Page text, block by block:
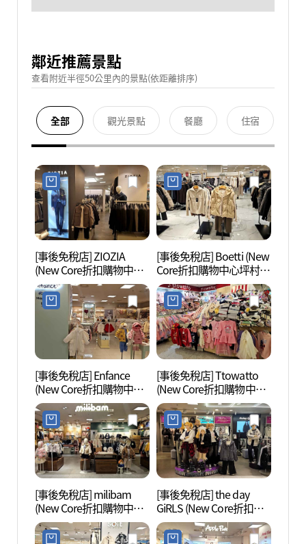
鄰近推薦景點
查看附近半徑50公里內的景點(依距離排序)
全部 觀光景點 餐廳 住宿
[事後免稅店] ZIOZIA
(New Core折扣購物中心
坪村店)(지오지아 뉴코아
아울렛 평촌점)
[事後免稅店] Boetti (New
Core折扣購物中心坪村
店)(보에띠 뉴코아아울렛
평촌점)
[事後免稅店] Enfance
(New Core折扣購物中心
坪村店)(앙팡스 뉴코아아
울렛 평촌점)
[事後免稅店] Ttowatto
(New Core折扣購物中心
坪村店)(또와또 뉴코아아
울렛 평촌점)
[事後免稅店] milibam
(New Core折扣購物中心
坪村店)(밀리밤 뉴코아아
울렛 평촌점)
[事後免稅店] the day
GiRLS (New Core折扣購
物中心坪村店)(더데이걸
뉴코아아울렛 평촌점)